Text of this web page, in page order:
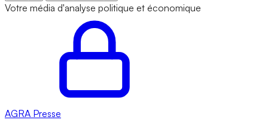
Votre média d'analyse politique et économique
AGRA Presse